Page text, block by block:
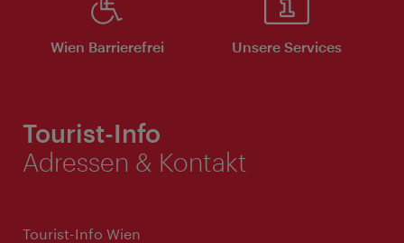
Wien Barrierefrei Unsere Services
Tourist-Info
Adressen & Kontakt
Tourist-Info Wien